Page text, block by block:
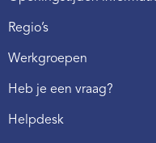
Regio’s
Werkgroepen
Heb je een vraag?
Helpdesk